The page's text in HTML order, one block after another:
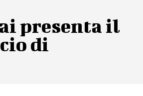
presenta il
di